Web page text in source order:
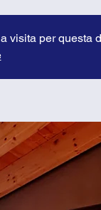
visita per questa